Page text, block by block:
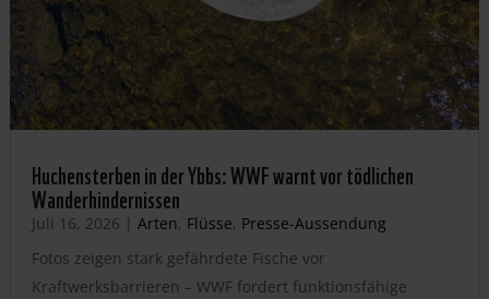
Huchensterben in der Ybbs: WWF warnt vor tödlichen
Wanderhindernissen
Juli 16, 2026 | Arten, Flüsse, Presse-Aussendung
Fotos zeigen stark gefährdete Fische vor
Kraftwerksbarrieren – WWF fordert funktionsfähige